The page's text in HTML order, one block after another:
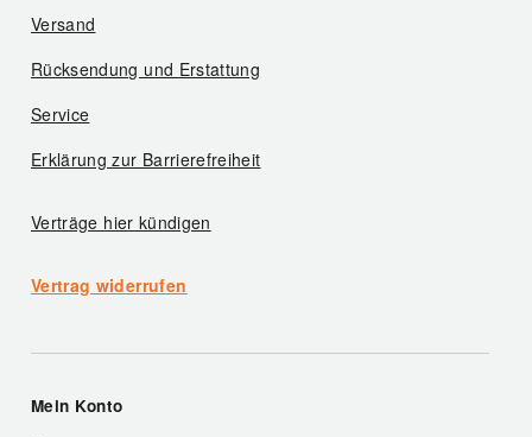
Versand
Rücksendung und Erstattung
Service
Erklärung zur Barrierefreiheit
Verträge hier kündigen
Vertrag widerrufen
Mein Konto